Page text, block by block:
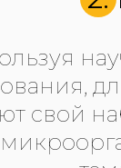
свой